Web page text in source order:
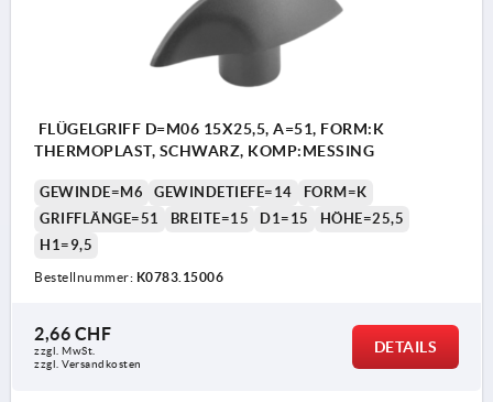
FLÜGELGRIFF D=M06 15X25,5, A=51, FORM:K
THERMOPLAST, SCHWARZ, KOMP:MESSING
GEWINDE=M6 GEWINDETIEFE=14
FORM=K
GRIFFLÄNGE=51
BREITE=15 D1=15
HÖHE=25,5
H1=9,5
Bestellnummer: K0783.15006
2,66 CHF
zzgl. MwSt.
zzgl. Versandkosten
DETAILS